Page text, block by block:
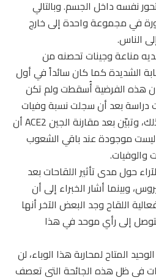
نفسه داخل الجسم. وبالتالي
في مجموعة واحدة إلى خارج
الناس.
لديه مناعة وجينات تحصنه من
الشديدة كما كان سائداً في أول
هذه الفرضية أُسقطت ولم تكن
دراسة بعد أن سجلت نسبة وفيات
مرتفعة جداً لمعرفة سبب ذلك، وتبيّن بعد مقارنة الجين ACE2 أن
موجودة عند باقي الشعوب
والوفيات.
حول مدى تأثير اللقاحات بعد
وبينما أشار الخبراء إلى أن
اللقاح وجد البعض الآخر أنها
إلى رأي موحد في هذا
المتاح لمحاربة هذا الوباء، لن
في ظل هذه الجائحة التي تعصف